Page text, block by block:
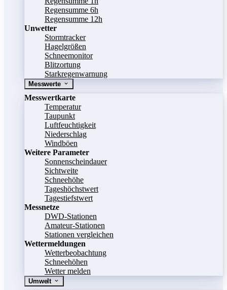
Regensumme 6h
Regensumme 12h
Unwetter
Stormtracker
Hagelgrößen
Schneemonitor
Blitzortung
Starkregenwarnung
Messwerte
Messwertkarte
Temperatur
Taupunkt
Luftfeuchtigkeit
Niederschlag
Windböen
Weitere Parameter
Sonnenscheindauer
Sichtweite
Schneehöhe
Tageshöchstwert
Tagestiefstwert
Messnetze
DWD-Stationen
Amateur-Stationen
Stationen vergleichen
Wettermeldungen
Wetterbeobachtung
Schneehöhen
Wetter melden
Umwelt